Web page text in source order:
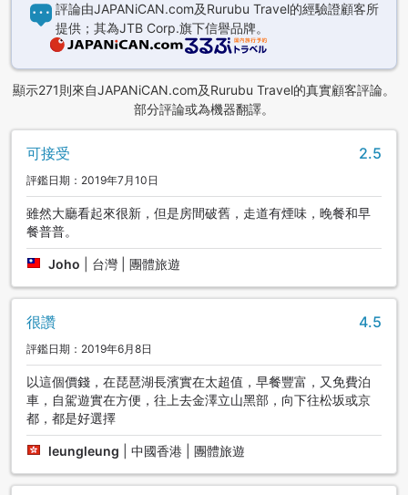
評論由JAPANiCAN.com及Rurubu Travel的經驗證顧客所
提供；其為JTB Corp.旗下信譽品牌。
顯示271則來自JAPANiCAN.com及Rurubu Travel的真實顧客評論。
部分評論或為機器翻譯。
可接受 2.5
評鑑日期：2019年7月10日
雖然大廳看起來很新，但是房間破舊，走道有煙味，晚餐和早
餐普普。
Joho 台灣 | 團體旅遊
很讚 4.5
評鑑日期：2019年6月8日
以這個價錢，在琵琶湖長濱實在太超值，早餐豐富，又免費泊
車，自駕遊實在方便，往上去金澤立山黑部，向下往松坂或京
都，都是好選擇
leungleung 中國香港 | 團體旅遊